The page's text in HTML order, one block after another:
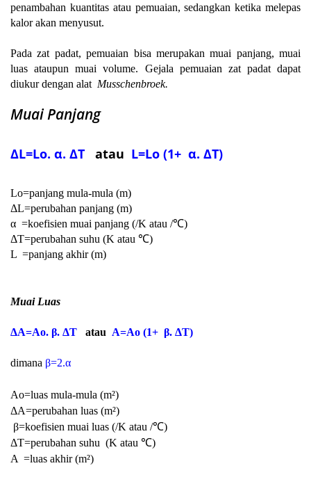
penambahan kuantitas atau pemuaian, sedangkan ketika melepas
kalor akan menyusut.
Pada zat padat, pemuaian bisa merupakan muai panjang, muai
luas ataupun muai volume. Gejala pemuaian zat padat dapat
diukur dengan alat Musschenbroek.
Muai Panjang
ΔL=Lo. α. ΔT atau L=Lo (1+ α. ΔT)
Lo=panjang mula-mula (m)
ΔL=perubahan panjang (m)
α =koefisien muai panjang (/K atau /℃)
ΔT=perubahan suhu (K atau ℃)
L =panjang akhir (m)
Muai Luas
ΔA=Ao. β. ΔT atau A=Ao (1+ β. ΔT)
dimana β=2.α
Ao=luas mula-mula (m²)
ΔA=perubahan luas (m²)
β=koefisien muai luas (/K atau /℃)
ΔT=perubahan suhu (K atau ℃)
A =luas akhir(m²)